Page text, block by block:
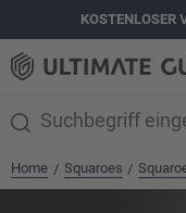
springenKOSTENLOSER
Home / Squaroes /